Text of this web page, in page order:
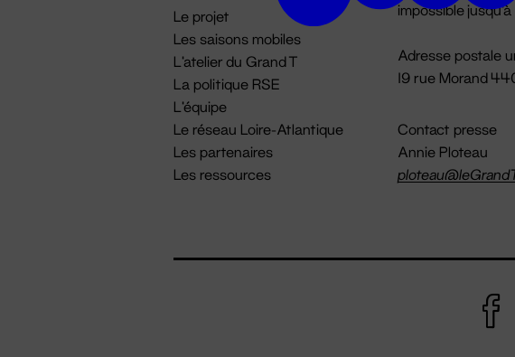
Le projet
Les saisons mobiles
L'atelier du Grand T
La politique RSE
L'équipe
Le réseau Loire-Atlantique
Les partenaires
Les ressources
impossible
Adresse postale
19 rue Morand
Contact presse
Annie Ploteau